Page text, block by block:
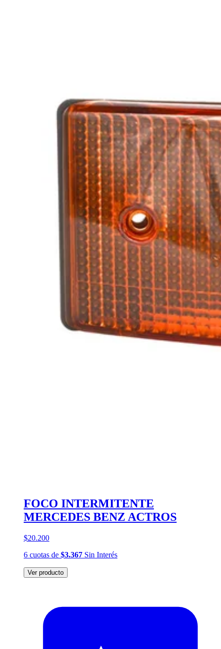
FOCO INTERMITENTE
MERCEDES BENZ ACTROS
$20.200
6 cuotas de $3.367 Sin Interés
Ver producto